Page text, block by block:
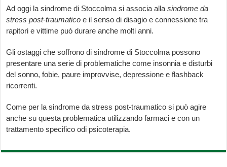
Ad oggi la sindrome di Stoccolma si associa allasindrome da
stress post-traumatico e il senso di disagio e connessione tra
rapitori e vittime può durare anche molti anni.
Gli ostaggi che soffrono di sindrome di Stoccolma possono
presentare una serie di problematiche come insonnia e disturbi
del sonno, fobie, paure improvvise, depressione e flashback
ricorrenti.
Come per la sindrome da stress post-traumatico si può agire
anche su questa problematica utilizzando farmaci e con un
trattamento specifico odi psicoterapia.